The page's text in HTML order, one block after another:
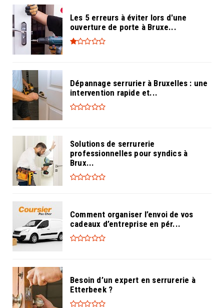
Les 5 erreurs à éviter lors d'une
ouverture de porte à Bruxe...
Dépannage serrurier à Bruxelles : une
intervention rapide et...
Solutions de serrurerie
professionnelles pour syndics à
Brux...
Comment organiser l’envoi de vos
cadeaux d’entreprise en pér...
Besoin d’un expert en serrurerie à
Etterbeek ?